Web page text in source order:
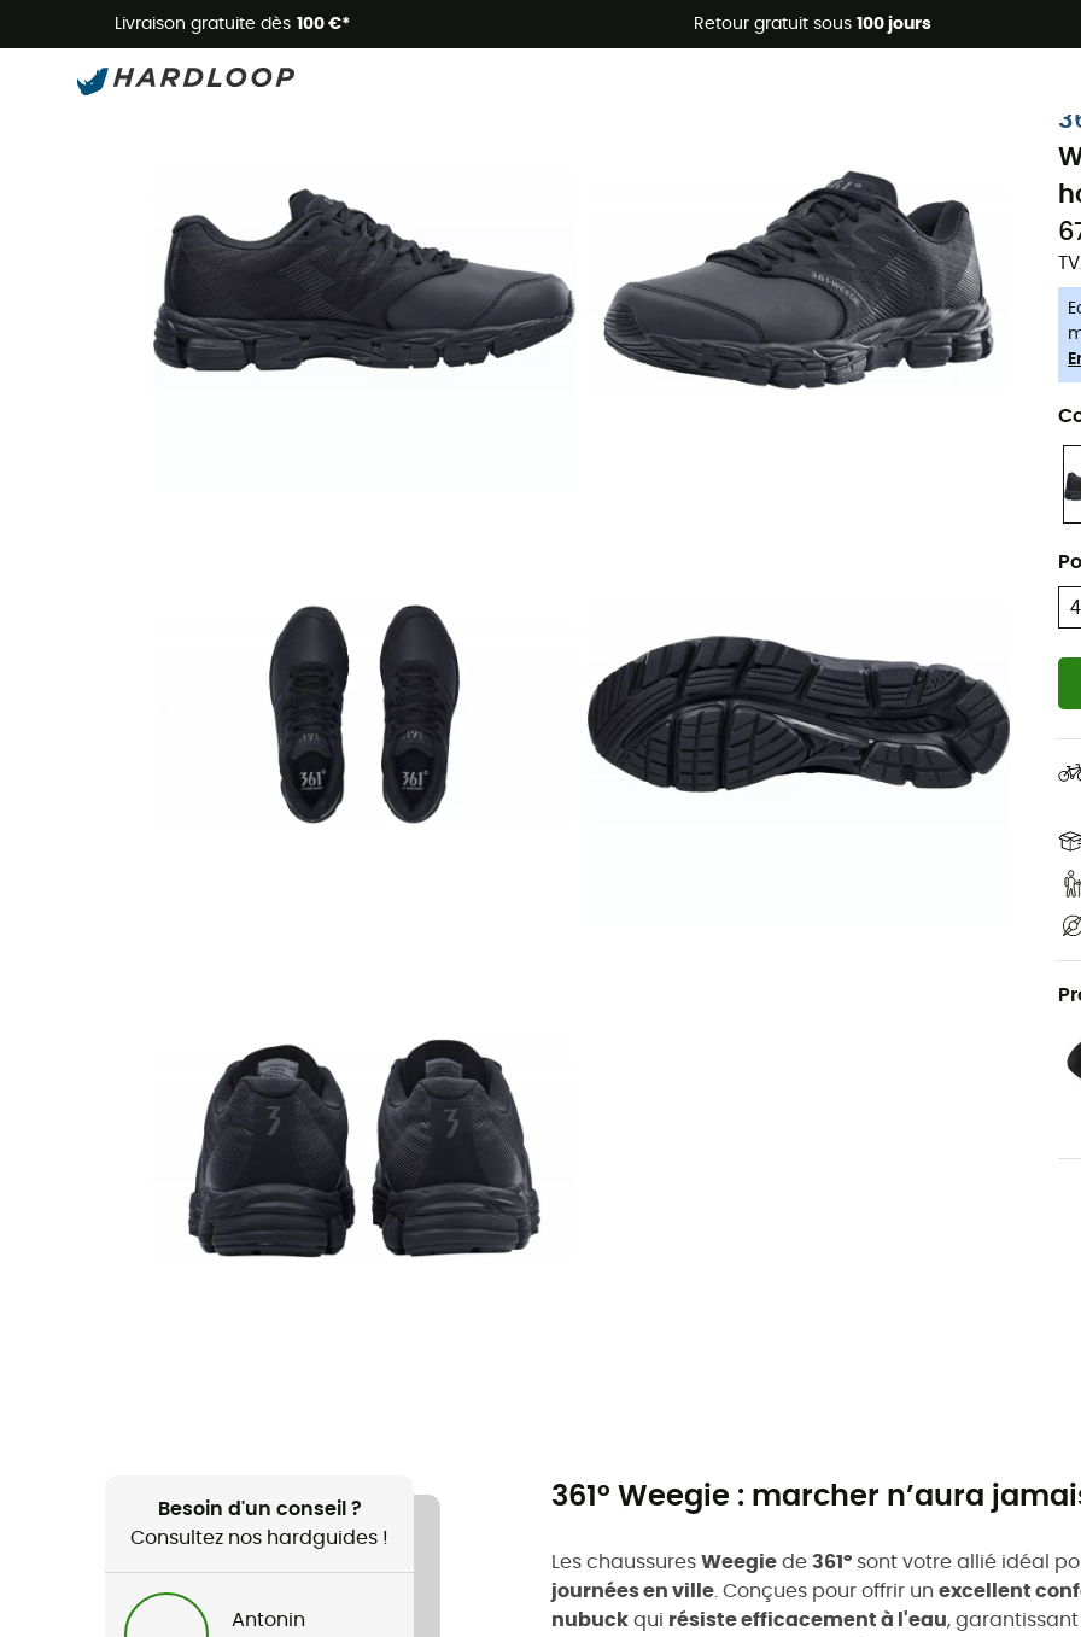
Livraison gratuite dès 100 €* Retour gratuit sous 100 jours
Promos d'été 🔥 -5 % EXTRA dès 2 produits* code Summer5
Besoin d'un conseil ?
Consultez nos hardguides !
Antonin
361° Weegie : marcher n’aura
Les chaussures Weegie de 361° sont votre allié idéal
journées en ville . Conçues pour offrir un excellent
nubuck qui résiste efficacement à l'eau,